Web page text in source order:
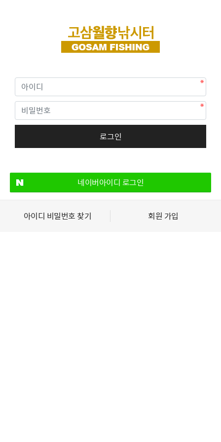
네이버아이디 로그인
아이디 비밀번호 찾기 회원 가입